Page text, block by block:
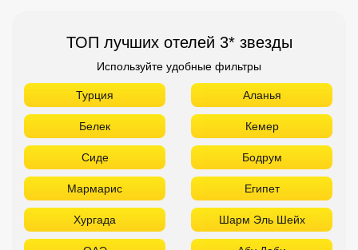
ТОП лучших отелей 3* звезды
Используйте удобные фильтры
Турция Аланья
Белек Кемер
Сиде Бодрум
Мармарис Египет
Хургада Шарм Эль Шейх